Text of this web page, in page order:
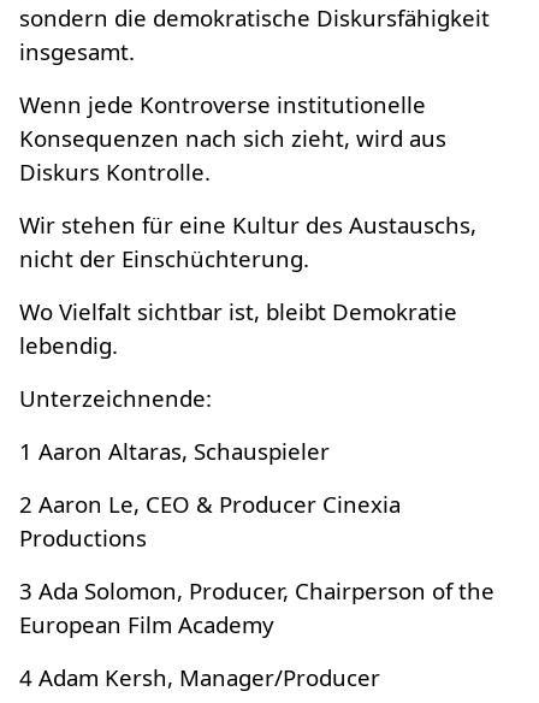
sondern die demokratische Diskursfähigkeit
insgesamt.
Wenn jede Kontroverse institutionelle
Konsequenzen nach sich zieht, wird aus
Diskurs Kontrolle.
Wir stehen für eine Kultur des Austauschs,
nicht der Einschüchterung.
Wo Vielfalt sichtbar ist, bleibt Demokratie
lebendig.
Unterzeichnende:
1 Aaron Altaras, Schauspieler
2 Aaron Le, CEO & Producer Cinexia
Productions
3 Ada Solomon, Producer, Chairperson of the
European Film Academy
4 Adam Kersh, Manager/Producer